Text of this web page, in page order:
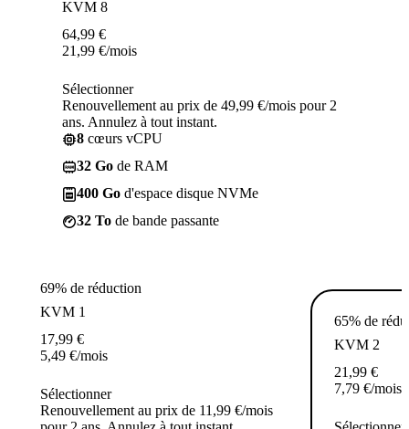
KVM 8
64,99 €
21,99 €/mois
Sélectionner
Renouvellement au prix de 49,99 €/mois pour 2
ans. Annulez à tout instant.
8 cœurs vCPU
32 Go de RAM
400 Go d'espace disque NVMe
32 To de bande passante
69% de réduction
KVM 1
17,99 €
5,49 €/mois
Sélectionner
Renouvellement au prix de 11,99 €/mois
65% de
KVM 2
21,99 €
7,79 €/mois